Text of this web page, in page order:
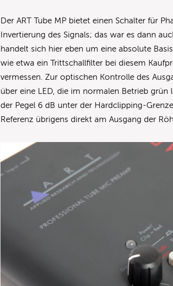
Der ART Tube MP bietet einen Schalter für
Invertierung des Signals; das war es dann
handelt sich hier eben um eine absolute
wie etwa ein Trittschallfilter bei diesem
vermessen. Zur optischen Kontrolle des
über eine LED, die im normalen Betrieb
der Pegel 6 dB unter der Hardclipping-
Referenz übrigens direkt am Ausgang der